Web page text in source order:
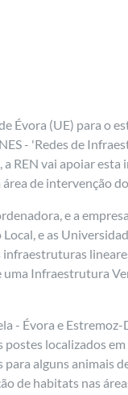
Évora (UE) para o
- 'Redes de
REN vai apoiar
de intervenção
e a
e as
Infraestrutura
- Évora e
localizados
alguns animais
de habitats nas